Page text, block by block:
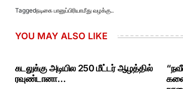
Taggedநடிகை பானுப்பிரியாமீது வழக்கு..
YOU MAY ALSO LIKE
கடலுக்கு அடியில 250 மீட்டர் ஆழத்தில்
ரவுண்டானா…